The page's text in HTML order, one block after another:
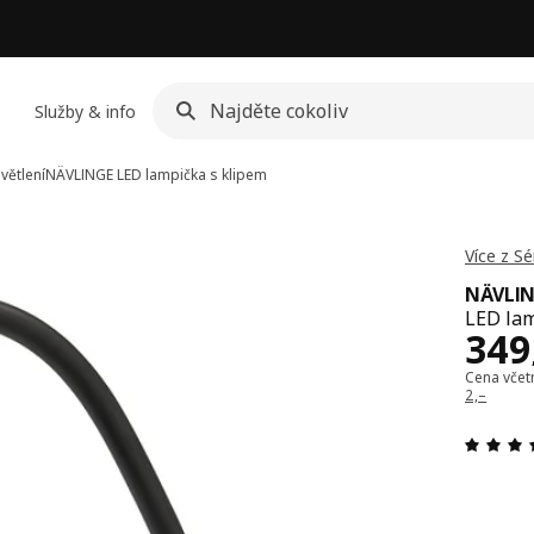
Služby & info
NÄVLINGELED lampička s klipem
Více z
LED
349
Cena
2,–